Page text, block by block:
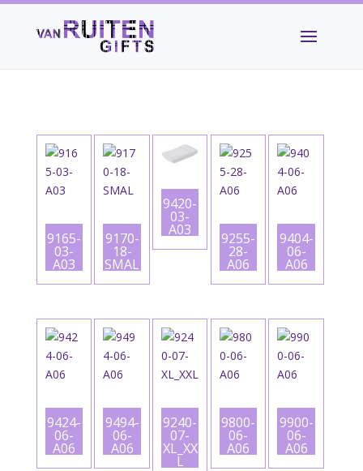
9165-
03-
A03
9170-
18-
SMAL
9420-
03-
A03 9255-
28-
A06
9404-
06-
A06
9424-
06-
A06
9494-
06-
A06
9240-
07-
XL_XX
L
9800-
06-
A06
9900-
06-
A06